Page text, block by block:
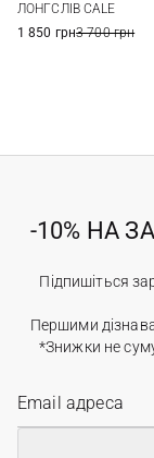
ЛОНГСЛІВ CALE
1 850 грн3 700 грн
-10% НА
Підпишіться
Першими
*Знижки не